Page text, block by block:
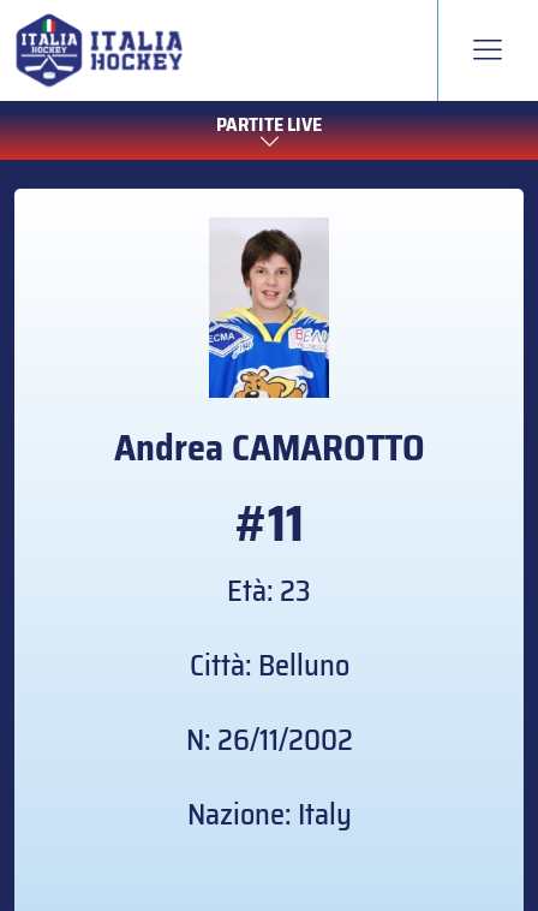
PARTITE LIVE
AndreaCAMAROTTO
#11
Età: 23
Città: Belluno
N: 26/11/2002
Nazione: Italy